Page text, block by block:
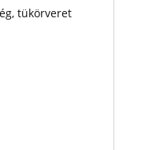
tükörveret